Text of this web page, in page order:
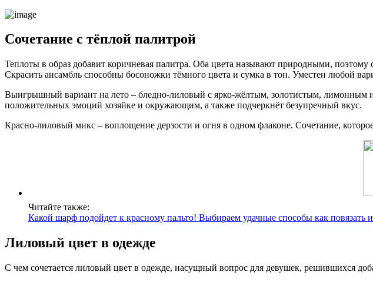
Сочетание с тёплой палитрой
Теплоты в образ добавит коричневая палитра. Оба цвета называют природными,
Скрасить ансамбль способны босоножки тёмного цвета и сумка в тон. Уместен любой
Выигрышный вариант на лето – бледно-лиловый с ярко-жёлтым, золотистым, лимонным
положительных эмоций хозяйке и окружающим, а также подчеркнёт безупречный вкус.
Красно-лиловый микс – воплощение дерзости и огня в одном флаконе. Сочетание,
Читайте также:
Какой шарф подойдет к красному пальто! Выбираем удачные способы как повязать
Лиловый цвет в одежде
С чем сочетается лиловый цвет в одежде, насущный вопрос для девушек, решившихся